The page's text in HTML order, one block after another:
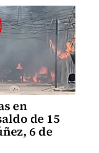
en
de 15
6 de